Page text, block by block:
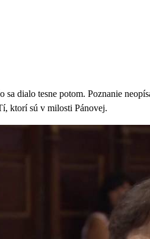
sa dialo tesne potom. Poznanie
ktorí sú v milosti Pánovej.